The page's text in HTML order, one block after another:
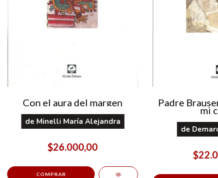
Con el aura del margen
de Minelli María Alejandra
$26.000,00
Padre
mi
de